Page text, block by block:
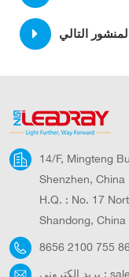
المنشور التالي
14/F, Mingteng
Shenzhen, China
H.Q. : No. 17
Shandong, China
بريد إلكتروني :